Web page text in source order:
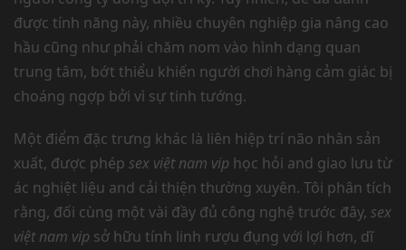
được tính năng này, nhiều chuyên nghiệp gia nâng cao
hầu cũng như phải chăm nom vào hình dạng quan
trung tâm, bớt thiểu khiến người chơi hàng cảm giác bị
choáng ngợp bởi vì sự tinh tướng.
Một điểm đặc trưng khác là liên hiệp trí não nhân sản
xuất, được phép sex việt nam vip học hỏi and giao lưu từ
ác nghiệt liệu and cải thiện thường xuyên. Tôi phân tích
rằng, đối cùng một vài đầy đủ công nghệ trước đây, sex
việt nam vip sở hữu tính linh rượu đụng với lợi hơn, dĩ